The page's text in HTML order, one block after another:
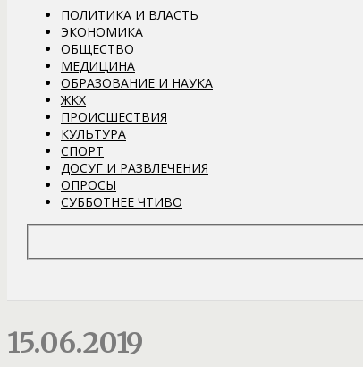
ПОЛИТИКА И ВЛАСТЬ
ЭКОНОМИКА
ОБЩЕСТВО
МЕДИЦИНА
ОБРАЗОВАНИЕ И НАУКА
ЖКХ
ПРОИСШЕСТВИЯ
КУЛЬТУРА
СПОРТ
ДОСУГ И РАЗВЛЕЧЕНИЯ
ОПРОСЫ
СУББОТНЕЕ ЧТИВО
15.06.2019